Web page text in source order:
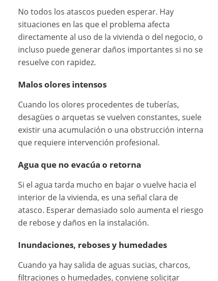
No todos los atascos pueden esperar. Hay
situaciones en las que el problema afecta
directamente al uso de la vivienda o del negocio, o
incluso puede generar daños importantes si no se
resuelve con rapidez.
Malos olores intensos
Cuando los olores procedentes de tuberías,
desagües o arquetas se vuelven constantes, suele
existir una acumulación o una obstrucción interna
que requiere intervención profesional.
Agua que no evacúa o retorna
Si el agua tarda mucho en bajar o vuelve hacia el
interior de la vivienda, es una señal clara de
atasco. Esperar demasiado solo aumenta el riesgo
de rebose y daños en la instalación.
Inundaciones, reboses y humedades
Cuando ya hay salida de aguas sucias, charcos,
filtraciones o humedades, conviene solicitar